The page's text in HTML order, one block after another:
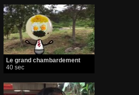
Le grand chambardement
40 sec